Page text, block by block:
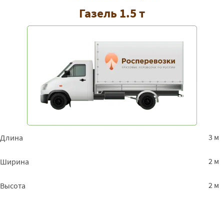
Газель 1.5 т
Длина 3 м
Ширина 2 м
Высота 2 м